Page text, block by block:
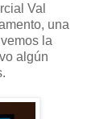
Val
una
la
algún